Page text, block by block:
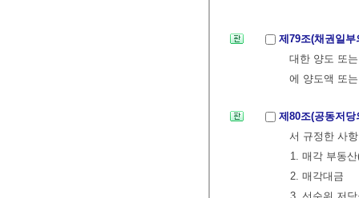
제79조(채권일
대한 양도 또
에 양도액 또
제80조(공동저
서 규정한 사
1. 매각 부동
2. 매각대금